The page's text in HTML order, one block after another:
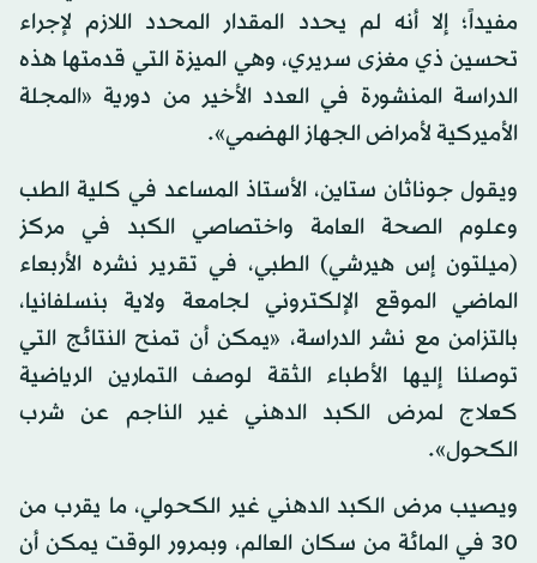
مفيداً؛ إلا أنه لم يحدد المقدار المحدد اللازم لإجراء
تحسين ذي مغزى سريري، وهي الميزة التي قدمتها هذه
الدراسة المنشورة في العدد الأخير من دورية «المجلة
الأميركية لأمراض الجهاز الهضمي».
ويقول جوناثان ستاين، الأستاذ المساعد في كلية الطب
وعلوم الصحة العامة واختصاصي الكبد في مركز
(ميلتون إس هيرشي) الطبي، في تقرير نشره الأربعاء
الماضي الموقع الإلكتروني لجامعة ولاية بنسلفانيا،
بالتزامن مع نشر الدراسة، «يمكن أن تمنح النتائج التي
توصلنا إليها الأطباء الثقة لوصف التمارين الرياضية
كعلاج لمرض الكبد الدهني غير الناجم عن شرب
الكحول».
ويصيب مرض الكبد الدهني غير الكحولي، ما يقرب من
30 في المائة من سكان العالم، وبمرور الوقت يمكن أن